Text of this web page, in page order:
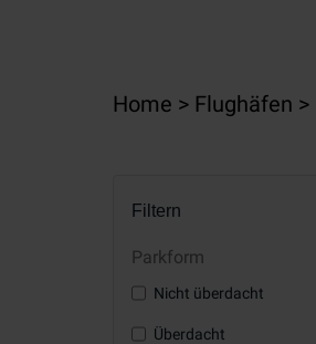
Home Flughäfen
Filtern
Parkform
Nicht überdacht
Überdacht